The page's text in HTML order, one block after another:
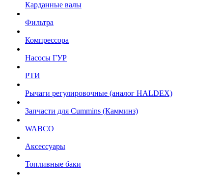
Карданные валы
Фильтра
Компрессора
Насосы ГУР
РТИ
Рычаги регулировочные (аналог HALDEX)
Запчасти для Cummins (Камминз)
WABCO
Аксессуары
Топливные баки